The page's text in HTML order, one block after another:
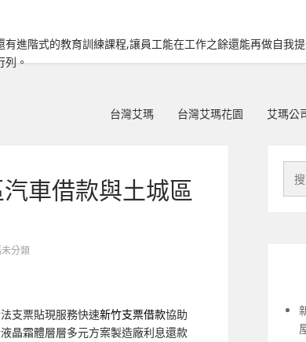
進階式的教育訓練課程,讓員工能在工作之餘還能再做自我
列。
台灣艾瑪 台灣艾瑪花園 艾瑪公
車借款與土城區
分類
支票貼現服務快速新竹支票借款協助
晶霜體層層多元方案製造廠利息還款